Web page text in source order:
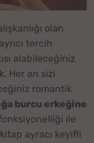
olan
tercih
alabileceğiniz
Her an sizi
romantik
burcu erkeğine
ile
ayracı keyifli